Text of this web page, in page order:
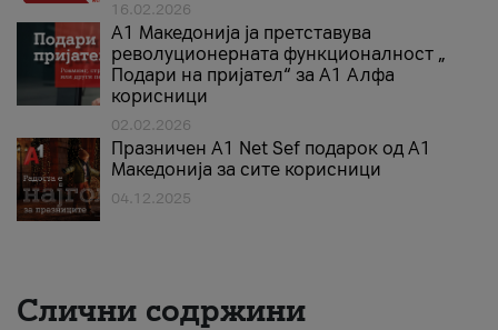
16.02.2026
А1 Македонија ја претставува
револуционерната функционалност „
Подари на пријател“ за А1 Алфа
корисници
02.02.2026
Празничен A1 Net Sеf подарок од А1
Македонија за сите корисници
04.12.2025
Слични содржини